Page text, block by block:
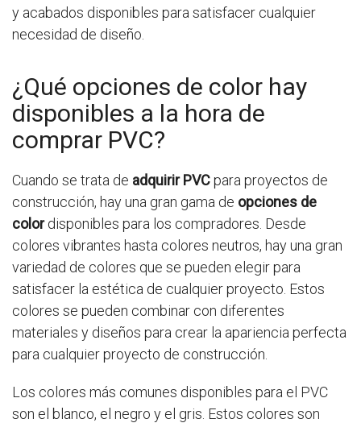
y acabados disponibles para satisfacer cualquier
necesidad de diseño.
¿Qué opciones de color hay
disponibles a la hora de
comprar PVC?
Cuando se trata de adquirir PVCpara proyectos de
construcción, hay una gran gama de opciones de
colordisponibles para los compradores. Desde
colores vibrantes hasta colores neutros, hay una gran
variedad de colores que se pueden elegir para
satisfacer la estética de cualquier proyecto. Estos
colores se pueden combinar con diferentes
materiales y diseños para crear la apariencia perfecta
para cualquier proyecto de construcción.
Los colores más comunes disponibles para el PVC
son el blanco, el negro y el gris. Estos colores son